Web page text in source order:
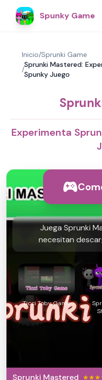
Spunky Game
Inicio/Sprunki Game
/
Sprunki Mastered:
Spunky Juego
Experimenta
Juega Sprunki
necesitan
Ticci Toby Game
Sprunki Mastered